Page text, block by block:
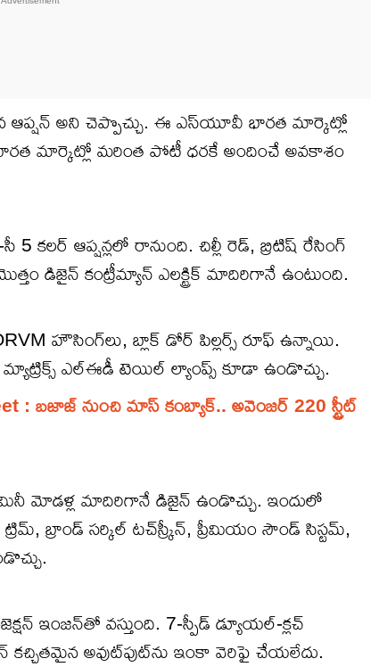
ఆప్షన్ అని చెప్పొచ్చు. ఈ ఎస్‌యూవీ భారత మార్కెట్లో
మార్కెట్లో మరింత పోటీ ధరకే అందించే అవకాశం
5 కలర్ ఆప్షన్లలో రానుంది. చిల్లీ రెడ్, బ్రిటిష్ రేసింగ్
డిజైన్ కంట్రీమ్యాన్ ఎలక్ట్రిక్ మాదిరిగానే ఉంటుంది.
హౌసింగ్‌లు, బ్లాక్ డోర్ పిల్లర్స్ రూఫ్ ఉన్నాయి.
ఎల్ఈడీ టెయిల్ ల్యాంప్స్ కూడా ఉండొచ్చు.
: బజాజ్ నుంచి మాస్ కంబ్యాక్.. అవెంజర్ 220 స్ట్రీట్
మోడళ్ల మాదిరిగానే డిజైన్‌ ఉండొచ్చు. ఇందులో
బ్రాండ్ సర్కిల్ టచ్‌స్క్రీన్, ప్రీమియం సౌండ్ సిస్టమ్,
ఇంజన్‌తో వస్తుంది. 7-స్పీడ్ డ్యూయల్-క్లచ్
అవుట్‌పుట్‌ను ఇంకా వెరిఫై చేయలేదు.